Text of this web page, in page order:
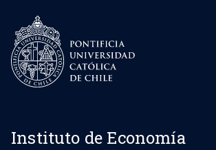
Instituto de Economía